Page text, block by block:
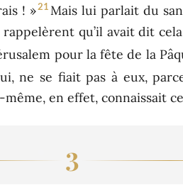
! »21 Mais lui parlait du
qu’il avait dit
pour la fête de la
ne se fiait pas à eux,
en effet, connaissait ce
3